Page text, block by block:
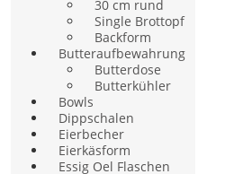
30 cm rund
Single Brottopf
Backform
Butteraufbewahrung
Butterdose
Butterkühler
Bowls
Dippschalen
Eierbecher
Eierkäsform
Essig Oel Flaschen